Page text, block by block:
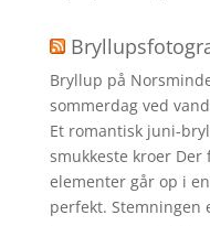
Bryllup på
sommerdag ved
Et romantisk juni-
smukkeste kroer
elementer går op i
perfekt. Stemningen